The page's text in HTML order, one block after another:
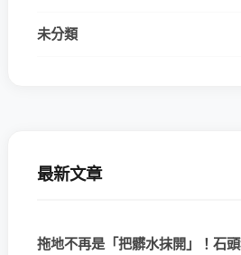
未分類
最新文章
拖地不再是「把髒水抹開」！石